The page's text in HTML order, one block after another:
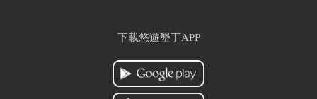
下載悠遊墾丁APP